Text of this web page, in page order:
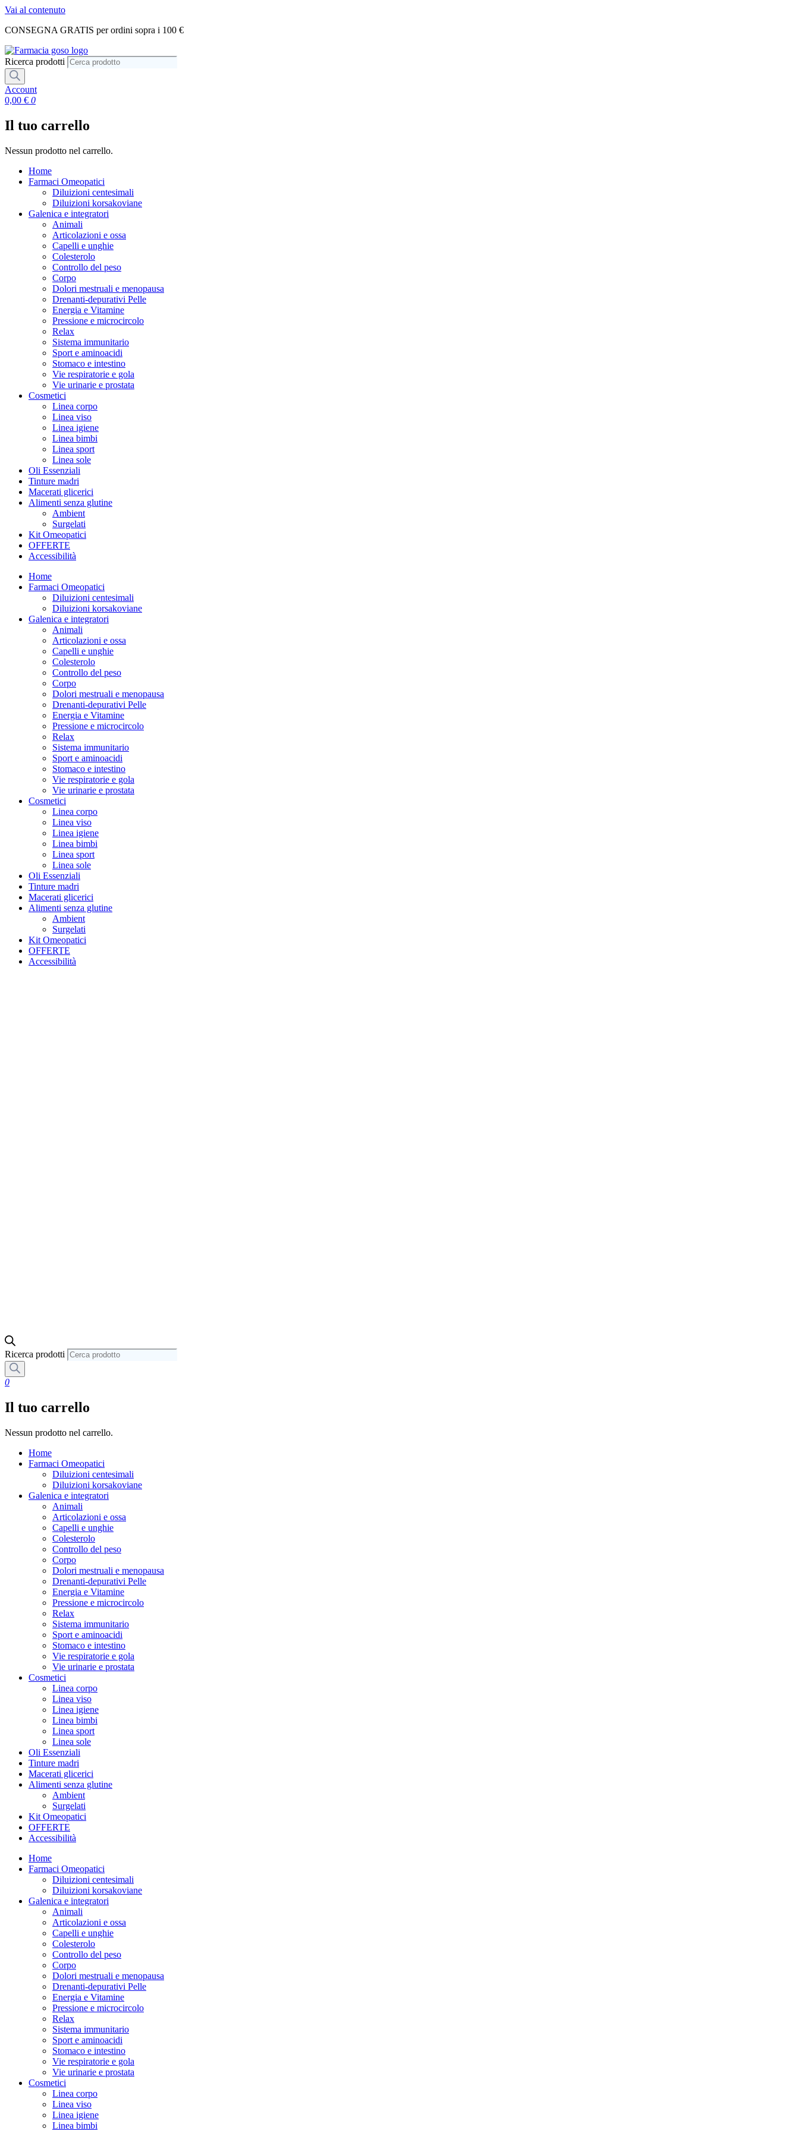
Vai al contenuto
CONSEGNA GRATIS per ordini sopra i 100 €
Ricerca prodotti
Account
0,00 € 0
Il tuo carrello
Nessun prodotto nel carrello.
Home
Farmaci Omeopatici
Diluizioni centesimali
Diluizioni korsakoviane
Galenica e integratori
Animali
Articolazioni e ossa
Capelli e unghie
Colesterolo
Controllo del peso
Corpo
Dolori mestruali e menopausa
Drenanti-depurativi Pelle
Energia e Vitamine
Pressione e microcircolo
Relax
Sistema immunitario
Sport e aminoacidi
Stomaco e intestino
Vie respiratorie e gola
Vie urinarie e prostata
Cosmetici
Linea corpo
Linea viso
Linea igiene
Linea bimbi
Linea sport
Linea sole
Oli Essenziali
Tinture madri
Macerati glicerici
Alimenti senza glutine
Ambient
Surgelati
Kit Omeopatici
OFFERTE
Accessibilità
Home
Farmaci Omeopatici
Diluizioni centesimali
Diluizioni korsakoviane
Galenica e integratori
Animali
Articolazioni e ossa
Capelli e unghie
Colesterolo
Controllo del peso
Corpo
Dolori mestruali e menopausa
Drenanti-depurativi Pelle
Energia e Vitamine
Pressione e microcircolo
Relax
Sistema immunitario
Sport e aminoacidi
Stomaco e intestino
Vie respiratorie e gola
Vie urinarie e prostata
Cosmetici
Linea corpo
Linea viso
Linea igiene
Linea bimbi
Linea sport
Linea sole
Oli Essenziali
Tinture madri
Macerati glicerici
Alimenti senza glutine
Ambient
Surgelati
Kit Omeopatici
OFFERTE
Accessibilità
Ricerca prodotti
0
Il tuo carrello
Nessun prodotto nel carrello.
Home
Farmaci Omeopatici
Diluizioni centesimali
Diluizioni korsakoviane
Galenica e integratori
Animali
Articolazioni e ossa
Capelli e unghie
Colesterolo
Controllo del peso
Corpo
Dolori mestruali e menopausa
Drenanti-depurativi Pelle
Energia e Vitamine
Pressione e microcircolo
Relax
Sistema immunitario
Sport e aminoacidi
Stomaco e intestino
Vie respiratorie e gola
Vie urinarie e prostata
Cosmetici
Linea corpo
Linea viso
Linea igiene
Linea bimbi
Linea sport
Linea sole
Oli Essenziali
Tinture madri
Macerati glicerici
Alimenti senza glutine
Ambient
Surgelati
Kit Omeopatici
OFFERTE
Accessibilità
Home
Farmaci Omeopatici
Diluizioni centesimali
Diluizioni korsakoviane
Galenica e integratori
Animali
Articolazioni e ossa
Capelli e unghie
Colesterolo
Controllo del peso
Corpo
Dolori mestruali e menopausa
Drenanti-depurativi Pelle
Energia e Vitamine
Pressione e microcircolo
Relax
Sistema immunitario
Sport e aminoacidi
Stomaco e intestino
Vie respiratorie e gola
Vie urinarie e prostata
Cosmetici
Linea corpo
Linea viso
Linea igiene
Linea bimbi